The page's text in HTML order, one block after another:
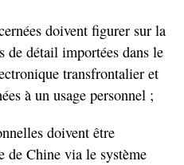
doivent figurer sur la
de détail importées dans le
transfrontalier et
à un usage personnel ;
doivent être
de Chine via le système